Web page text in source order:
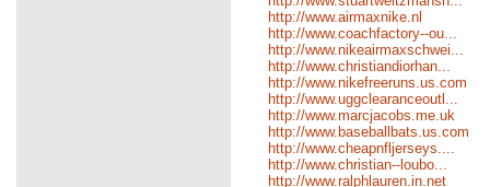
http://www.airmaxnike.nl
http://www.coachfactory--ou...
http://www.nikeairmaxschwei...
http://www.christiandiorhan...
http://www.nikefreeruns.us.com
http://www.uggclearanceoutl...
http://www.marcjacobs.me.uk
http://www.baseballbats.us.com
http://www.cheapnfljerseys....
http://www.christian--loubo...
http://www.ralphlauren.in.net